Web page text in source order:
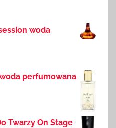
woda
perfumowana
Twarzy On Stage